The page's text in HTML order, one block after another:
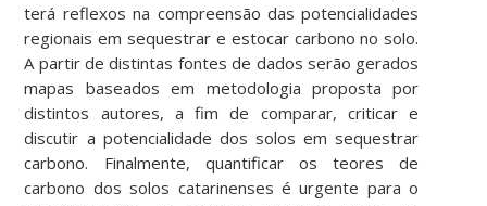
terá reflexos na compreensão das potencialidades
regionais em sequestrar e estocar carbono no solo.
A partir de distintas fontes de dados serão gerados
mapas baseados em metodologia proposta por
distintos autores, a fim de comparar, criticar e
discutir a potencialidade dos solos em sequestrar
carbono. Finalmente, quantificar os teores de
carbono dos solos catarinenses é urgente para o